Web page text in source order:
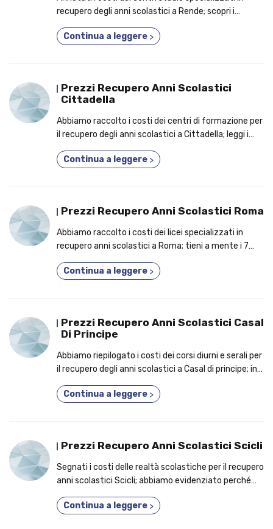
recupero degli anni scolastici a Rende; scopri i
studenti prende parte a un corso 3 anni in 1!
Continua a leggere >
Prezzi Recupero Anni Scolastici
Cittadella
Abbiamo raccolto i costi dei centri di formazione per
il recupero degli anni scolastici a Cittadella; leggi i
serale!
Continua a leggere >
Prezzi Recupero Anni Scolastici Roma
Abbiamo raccolto i costi dei licei specializzati in
recupero anni scolastici a Roma; tieni a mente i 7
3 anni in uno!
Continua a leggere >
Prezzi Recupero Anni Scolastici Casal
Di Principe
Abbiamo riepilogato i costi dei corsi diurni e serali per
il recupero degli anni scolastici a Casal di principe; in
un corso 3 anni in 1!
Continua a leggere >
Prezzi Recupero Anni Scolastici Scicli
Segnati i costi delle realtà scolastiche per il recupero
anni scolastici Scicli; abbiamo evidenziato perché
Continua a leggere >